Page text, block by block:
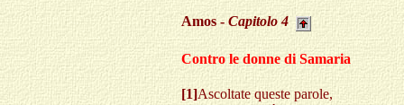
Amos - Capitolo4
Contro le donne di Samaria
[1]Ascoltate queste parole,